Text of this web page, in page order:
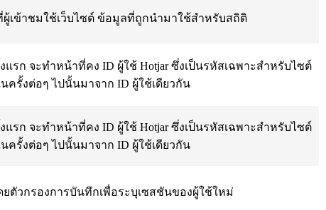
เข้าชมใช้เว็บไซต์ ข้อมูลที่ถูกนำมาใช้สำหรับสถิติ
รก จะทำหน้าที่คง ID ผู้ใช้ Hotjar ซึ่งเป็นรหัสเฉพาะสำหรับไซต์
ครั้งต่อๆ ไปนั้นมาจาก ID ผู้ใช้เดียวกัน
รก จะทำหน้าที่คง ID ผู้ใช้ Hotjar ซึ่งเป็นรหัสเฉพาะสำหรับไซต์
ครั้งต่อๆ ไปนั้นมาจาก ID ผู้ใช้เดียวกัน
ตัวกรองการบันทึกเพื่อระบุเซสชันของผู้ใช้ใหม่